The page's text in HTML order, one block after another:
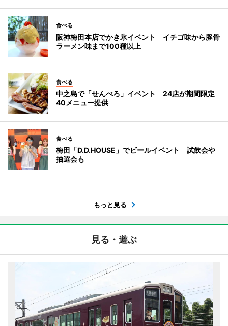
食べる
阪神梅田本店でかき氷イベント イチゴ味から豚骨
ラーメン味まで100種以上
食べる
中之島で「せんべろ」イベント 24店が期間限定
40メニュー提供
食べる
梅田「D.D.HOUSE」でビールイベント 試飲会や
抽選会も
もっと見る
見る・遊ぶ